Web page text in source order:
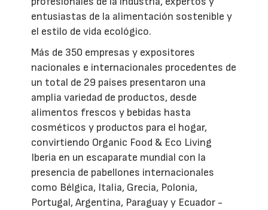
entusiastas de la alimentación sostenible y
el estilo de vida ecológico.
Más de 350 empresas y expositores
nacionales e internacionales procedentes de
un total de 29 países presentaron una
amplia variedad de productos, desde
alimentos frescos y bebidas hasta
cosméticos y productos para el hogar,
convirtiendo Organic Food & Eco Living
Iberia en un escaparate mundial con la
presencia de pabellones internacionales
como Bélgica, Italia, Grecia, Polonia,
Portugal, Argentina, Paraguay y Ecuador -